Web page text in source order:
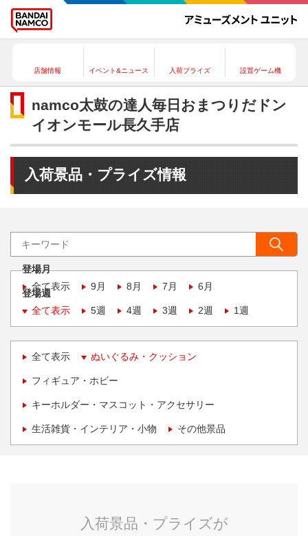
店舗情報 イベント&ニュース 入荷プライズ 設置ゲーム機
namco太鼓の達人毎日おまつりだドン
イオンモール長久手店
入荷景品・プライズ情報
登場月
全て表示
9月 8月 7月 6月
登場週
全て表示
5週 4週 3週 2週 1週
全て表示 ぬいぐるみ・クッション
フィギュア・ホビー
キーホルダー・マスコット・アクセサリー
生活雑貨・インテリア・小物 その他景品